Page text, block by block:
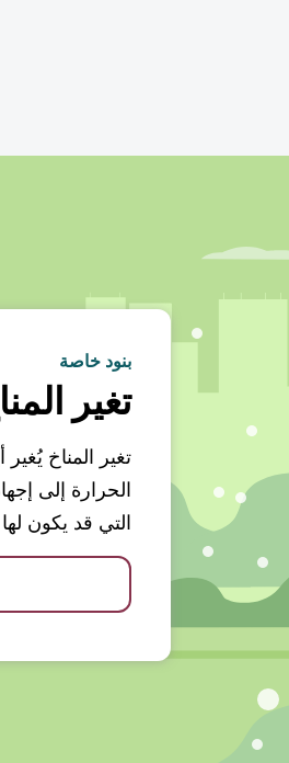
بنود خاصة
تغير
تغير المناخ
الحرارة إلى
التي قد يكون